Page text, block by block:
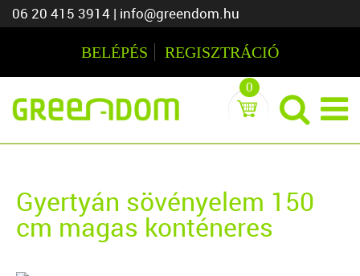
06 20 415 3914 | info@greendom.hu
BELÉPÉS REGISZTRÁCIÓ
0
Gyertyán sövényelem 150
cm magas konténeres